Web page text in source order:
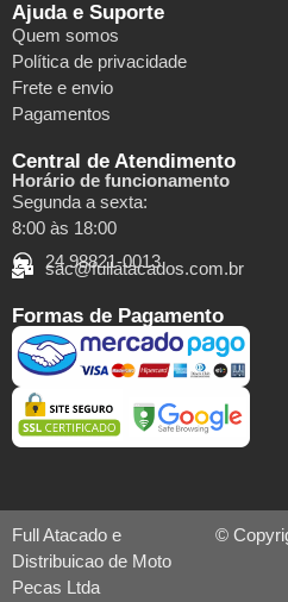
Ajuda e Suporte
Quem somos
Política de privacidade
Frete e envio
Pagamentos
Central de Atendimento
Horário de funcionamento
Segunda a sexta:
8:00 às 18:00
24 98821-0013
sac@fullatacados.com.br
Formas de Pagamento
Full Atacado e
Distribuicao de Moto
Pecas Ltda
©